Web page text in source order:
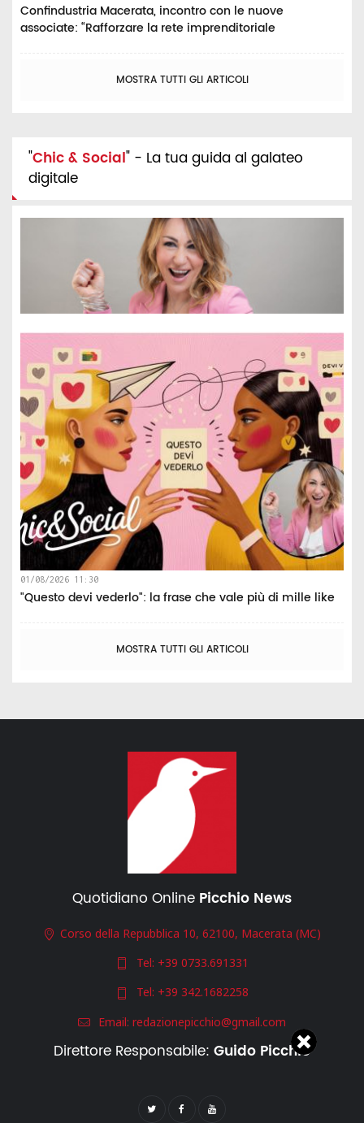
Confindustria Macerata, incontro con le nuove
associate: “Rafforzare la rete imprenditoriale
MOSTRA TUTTI GLI ARTICOLI
"Chic & Social" - La tua guida al galateo
digitale
01/08/2026 11:30
"Questo devi vederlo": la frase che vale più di mille like
MOSTRA TUTTI GLI ARTICOLI
Quotidiano Online Picchio News
Corso della Repubblica 10, 62100, Macerata (MC)
Tel: +39 0733.691331
Tel: +39 342.1682258
Email: redazionepicchio@gmail.com
Direttore Responsabile: Guido Picchio